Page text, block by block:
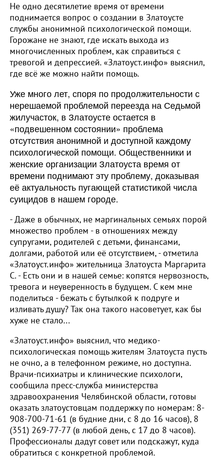
Не одно десятилетие время от времени
поднимается вопрос о создании в Златоусте
службы анонимной психологической помощи.
Горожане не знают, где искать выхода из
многочисленных проблем, как справиться с
тревогой и депрессией. «Златоуст.инфо» выяснил,
где всё же можно найти помощь.
Уже много лет, споря по продолжительности с
нерешаемой проблемой переезда на Седьмой
жилучасток, в Златоусте остается в
«подвешенном состоянии» проблема
отсутствия анонимной и доступной каждому
психологической помощи. Общественники и
женские организации Златоуста время от
времени поднимают эту проблему, доказывая
её актуальность пугающей статистикой числа
суицидов в нашем городе.
- Даже в обычных, не маргинальных семьях порой
множество проблем - в отношениях между
супругами, родителей с детьми, финансами,
долгами, работой или её отсутствием, - отметила
«Златоуст.инфо» жительница Златоуста Маргарита
С. - Есть они и в нашей семье: копятся нервозность,
тревога и неуверенность в будущем. С кем мне
поделиться - бежать с бутылкой к подруге и
изливать душу? Так она такого насоветует, как бы
хуже не стало...
«Златоуст.инфо» выяснил, что медико-
психологическая помощь жителям Златоуста пусть
не очно, а в телефонном режиме, но доступна.
Врачи-психиатры и клинические психологи,
сообщила пресс-служба министерства
здравоохранения Челябинской области, готовы
оказать златоустовцам поддержку по номерам: 8-
908-700-71-61 (в будние дни, с 8 до 16 часов), 8
(351) 269-77-77 (в любой день, с 17 до 8 часов).
Профессионалы дадут совет или подскажут, куда
обратиться с конкретной проблемой.